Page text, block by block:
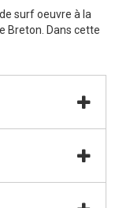
surf oeuvre à la
Breton. Dans cette